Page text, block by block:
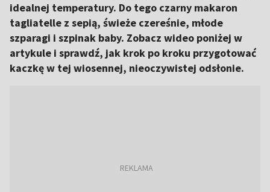
idealnej temperatury. Do tego czarny makaron
tagliatelle z sepią, świeże czereśnie, młode
szparagi i szpinak baby. Zobacz wideo poniżej w
artykule i sprawdź, jak krok po kroku przygotować
kaczkę w tej wiosennej, nieoczywistej odsłonie.